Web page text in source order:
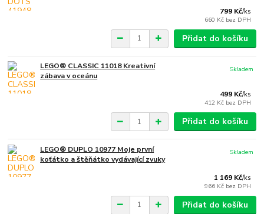
799 Kč/ks
660 Kč bez DPH
Přidat do košíku
LEGO® CLASSIC 11018 Kreativní
zábava v oceánu
499 Kč/ks
412 Kč bez DPH
Skladem
Přidat do košíku
LEGO® DUPLO 10977 Moje první
koťátko a štěňátko vydávající zvuky
1 169 Kč/ks
966 Kč bez DPH
Skladem
Přidat do košíku